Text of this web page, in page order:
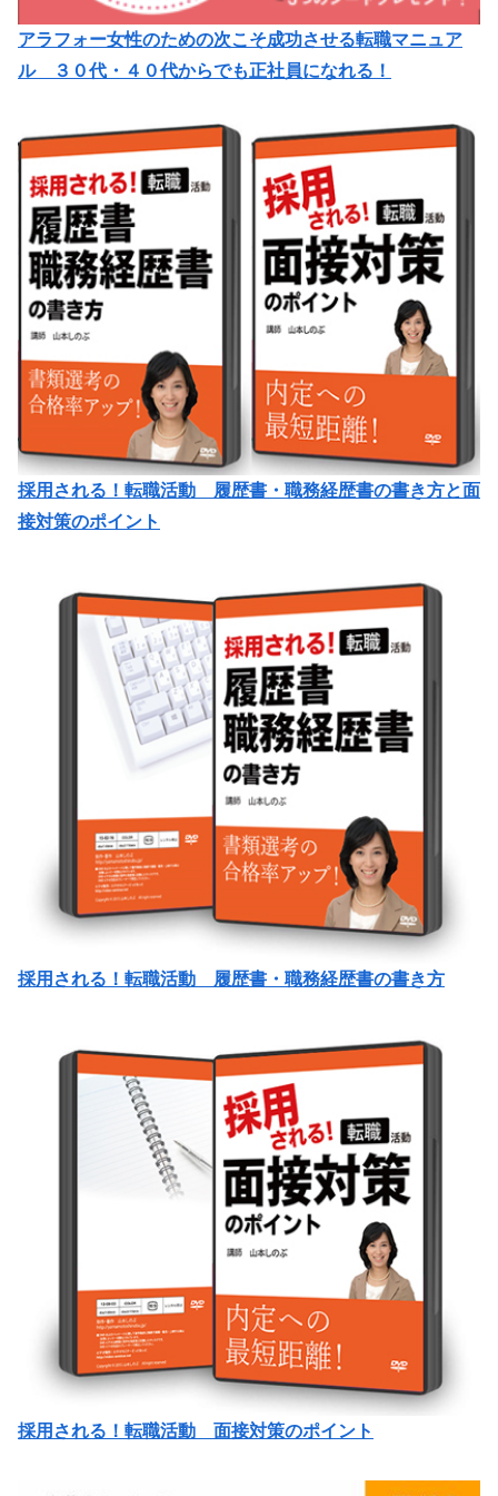
アラフォー女性のための次こそ成功させる転職マニュア
ル ３０代・４０代からでも正社員になれる！
採用される！転職活動 履歴書・職務経歴書の書き方と面
接対策のポイント
採用される！転職活動 履歴書・職務経歴書の書き方
採用される！転職活動 面接対策のポイント